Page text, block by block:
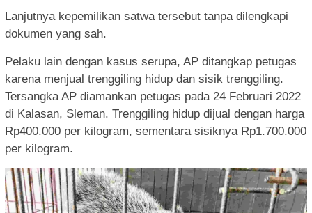
Lanjutnya kepemilikan satwa tersebut tanpa dilengkapi
dokumen yang sah.
Pelaku lain dengan kasus serupa, AP ditangkap petugas
karena menjual trenggiling hidup dan sisik trenggiling.
Tersangka AP diamankan petugas pada 24 Februari 2022
di Kalasan, Sleman. Trenggiling hidup dijual dengan harga
Rp400.000 per kilogram, sementara sisiknya Rp1.700.000
per kilogram.